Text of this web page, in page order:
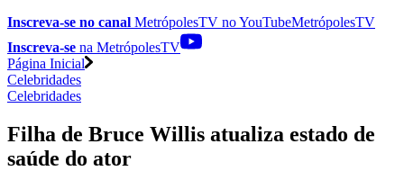
Inscreva-se no canal MetrópolesTV noYouTubeMetrópolesTV
Inscreva-se na MetrópolesTV
Página Inicial
Celebridades
Celebridades
Filha de Bruce Willis atualiza estado de
saúde do ator